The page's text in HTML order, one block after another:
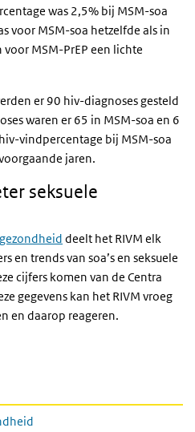
was 2,5% bij MSM-soa
voor MSM-soa hetzelfde als in
MSM-PrEP een lichte
er 90 hiv-diagnoses gesteld
waren er 65 in MSM-soa en 6
vindpercentage bij MSM-soa
jaren.
seksuele
deelt het RIVM elk
en trends van soa’s en seksuele
cijfers komen van de Centra
gegevens kan het RIVM vroeg
en daarop reageren.